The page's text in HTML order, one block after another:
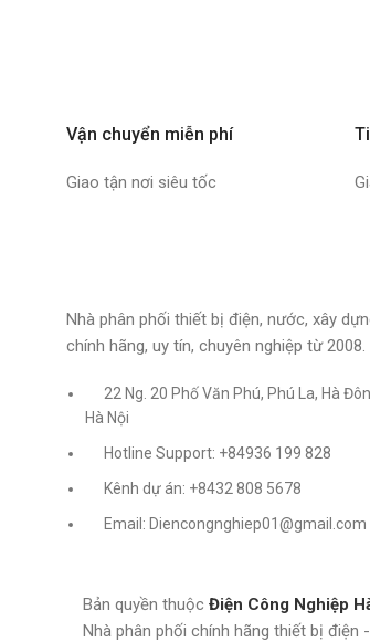
Vận chuyển miễn phí
Giao tận nơi siêu tốc
Nhà phân phối thiết bị điện, nước, xây
chính hãng, uy tín, chuyên nghiệp từ 2008.
22 Ng. 20 Phố Văn Phú, Phú La, Hà
Hà Nội
Hotline Support: +84936 199 828
Kênh dự án: +8432 808 5678
Email: Diencongnghiep01@gmail.com
Bản quyền thuộc Điện Công Nghiệp
Nhà phân phối chính hãng thiết bị